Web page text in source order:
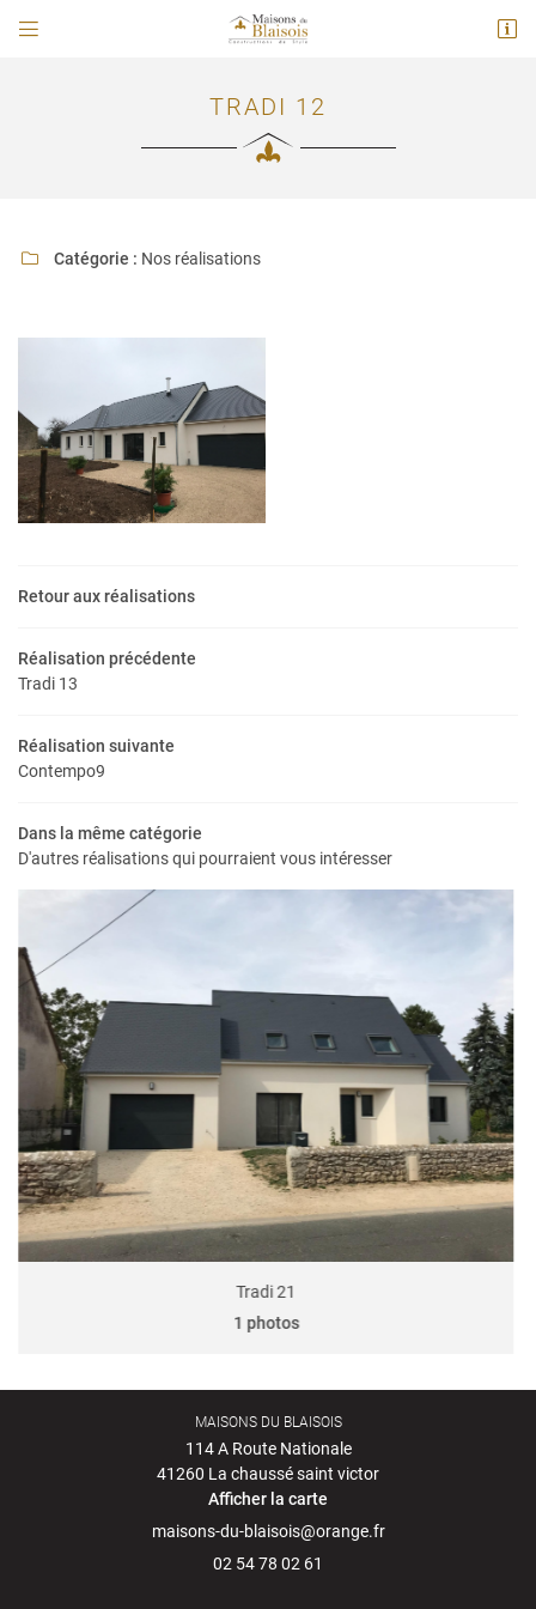

Accueil
& projets
réalisations
Terrains
Avis
Actualités
Contact

02 54 78 02
RESTEZ
INSCRIPTION
En cochant cette case, vous consentez à recevoir nos propositions commerciales à
l'adresse email indiqué ci-dessus. Vous pouvez vous désinscrire à tout moment en
utilisant
le formulaire de désinscription
TRADI 12
 Catégorie : Nos réalisations
Retour aux réalisations
Réalisation précédente
Tradi 13
Réalisation suivante
Contempo9
Dans la même catégorie
D'autres réalisations qui pourraient vous intéresser
Tradi 21
1 photos
MAISONS DU BLAISOIS
114 A Route Nationale
41260 La chaussé saint victor
Afficher la carte
02 54 78 02 61